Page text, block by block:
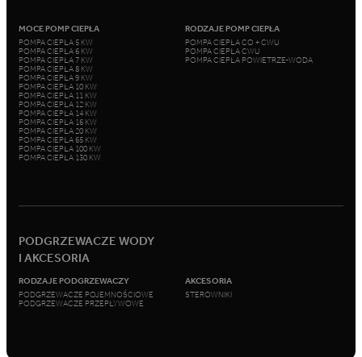
MOCE POMP CIEPŁA
POMPA CIEPŁA 5 KW
POMPA CIEPŁA 6 KW
POMPA CIEPŁA 7 KW
POMPA CIEPŁA 8 KW
POMPA CIEPŁA 9 KW
POMPA CIEPŁA 10 KW
POMPA CIEPŁA 11 KW
POMPA CIEPŁA 12 KW
POMPA CIEPŁA 14 KW
POMPA CIEPŁA 16 KW
POMPA CIEPŁA 20 KW
POMPA CIEPŁA 65 KW
POMPA CIEPŁA 100 KW
POMPA CIEPŁA 130 KW
RODZAJE POMP CIEPŁA
POMPA CIEPŁA CO + CWU
POMPA CIEPŁA CWU
POMPA CIEPŁA POWIETRZE-WODA
PODGRZEWACZE WODY
I AKCESORIA
RODZAJE PODGRZEWACZY
PODGRZEWACZE POJEMNOŚCIOWE
PODGRZEWACZE PRZEPŁYWOWE
AKCESORIA
STEROWNIKI